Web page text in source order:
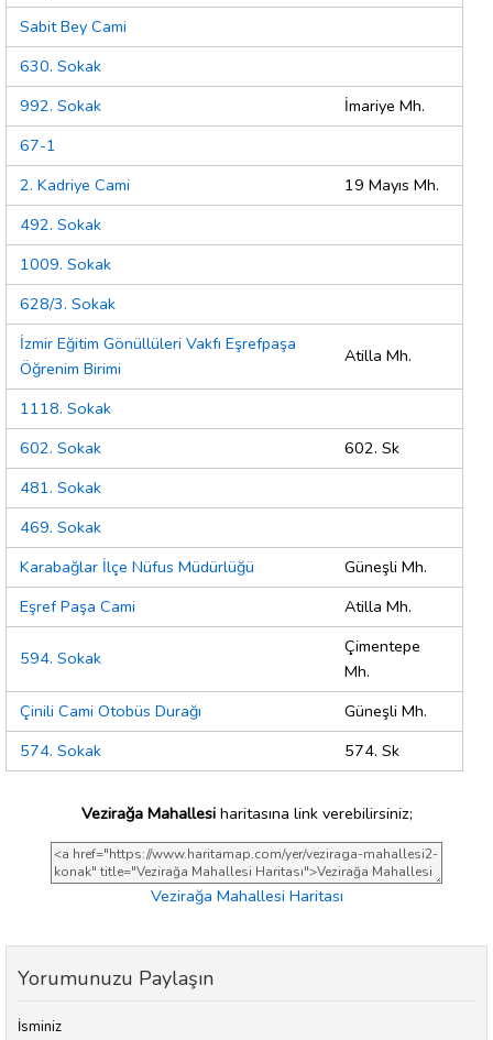
Sabit Bey Cami
630. Sokak
992. Sokak
İmariye Mh.
67-1
2. Kadriye Cami
19 Mayıs Mh.
492. Sokak
1009. Sokak
628/3. Sokak
İzmir Eğitim Gönüllüleri Vakfı Eşrefpaşa
Öğrenim Birimi
Atilla Mh.
1118. Sokak
602. Sokak
602. Sk
481. Sokak
469. Sokak
Karabağlar İlçe Nüfus Müdürlüğü
Güneşli Mh.
Eşref Paşa Cami
Atilla Mh.
594. Sokak
Çimentepe
Mh.
Çinili Cami Otobüs Durağı
Güneşli Mh.
574. Sokak
574. Sk
Vezirağa Mahallesiharitasına link verebilirsiniz;
Vezirağa Mahallesi Haritası
Yorumunuzu Paylaşın
İsminiz